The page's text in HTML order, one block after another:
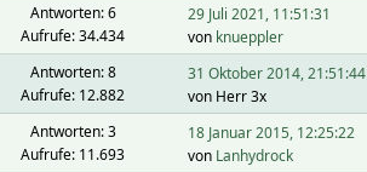
Antworten: 6
Aufrufe: 34.434
29 Juli 2021, 11:51:31
von knueppler
Antworten: 8
Aufrufe: 12.882
31 Oktober 2014, 21:51:44
von Herr 3x
Antworten: 3
Aufrufe: 11.693
18 Januar 2015, 12:25:22
von Lanhydrock